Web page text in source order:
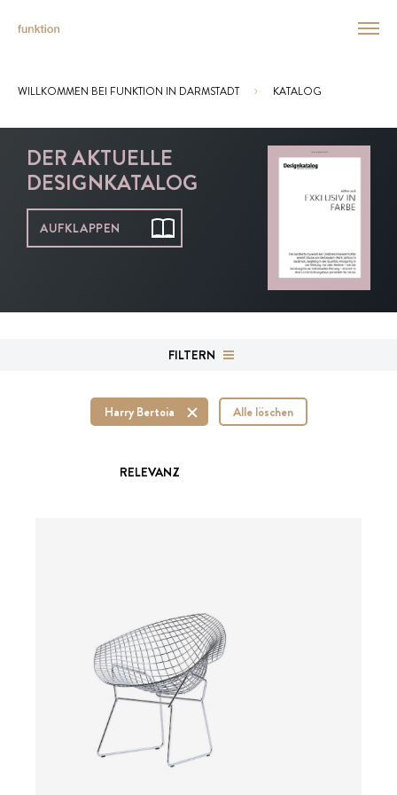
Sie sind hier:
WILLKOMMEN BEI FUNKTION IN DARMSTADT KATALOG
DER AKTUELLE
DESIGNKATALOG
AUFKLAPPEN
FILTERN
Harry Bertoia Alle löschen
RELEVANZ